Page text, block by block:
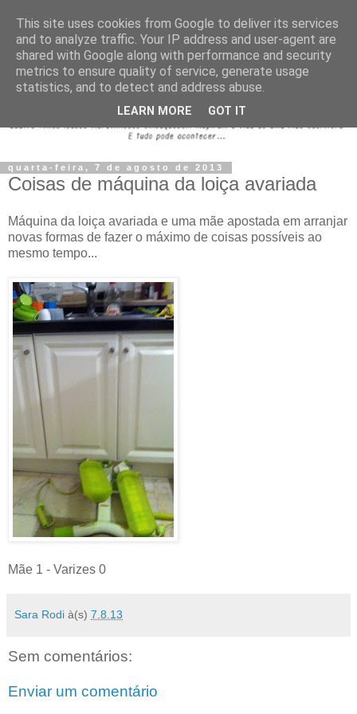
quarta-feira, 7 de agosto de 2013
Coisas de máquina da loiça avariada
Máquina da loiça avariada e uma mãe apostada em arranjar
novas formas de fazer o máximo de coisas possíveis ao
mesmo tempo...
Mãe 1 - Varizes 0
Sara Rodi à(s) 7.8.13
Sem comentários:
Enviar um comentário
This site uses cookies from Google to deliver its services
and to analyze traffic. Your IP address and user-agent are
shared with Google along with performance and security
metrics to ensure quality of service, generate usage
statistics, and to detect and address abuse.
LEARN MORE GOT IT